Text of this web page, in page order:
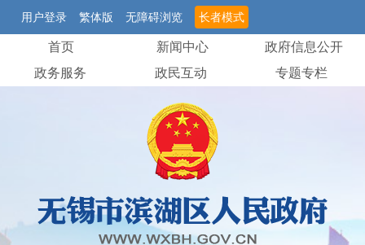
用户登录 繁体版 无障碍浏览 长者模式
首页 新闻中心
政府信息公开
政务服务
政民互动 专题专栏